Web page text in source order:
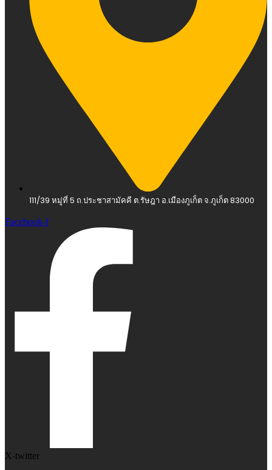
111/39 หมู่ที่ 5 ถ.ประชาสามัคคี ต.รัษฎา อ.เมืองภูเก็ต จ.ภูเก็ต 83000
Facebook-f
X-twitter